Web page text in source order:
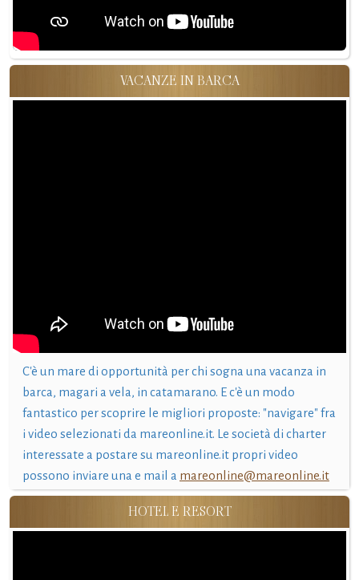
VACANZE IN BARCA
C'è un mare di opportunità per chi sogna una vacanza in
barca, magari a vela, in catamarano. E c'è un modo
fantastico per scoprire le migliori proposte: "navigare" fra
i video selezionati da mareonline.it. Le società di charter
interessate a postare su mareonline.it propri video
possono inviare una e mail a mareonline@mareonline.it
HOTEL E RESORT